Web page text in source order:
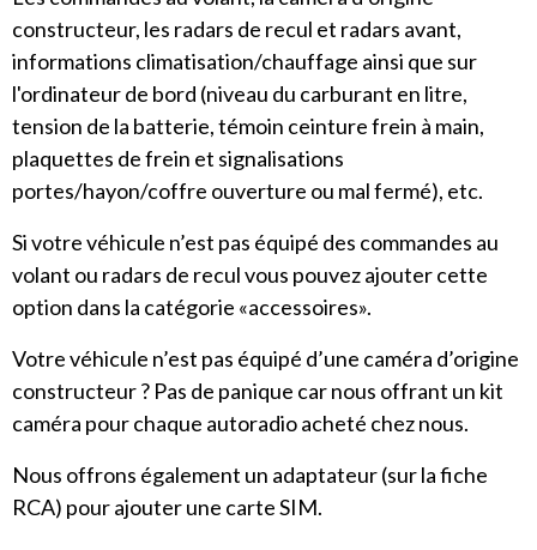
constructeur, les radars de recul et radars avant,
informations climatisation/chauffage ainsi que sur
l'ordinateur de bord (niveau du carburant en litre,
tension de la batterie, témoin ceinture frein à main,
plaquettes de frein et signalisations
portes/hayon/coffre ouverture ou mal fermé), etc.
Si votre véhicule n’est pas équipé des commandes au
volant ou radars de recul vous pouvez ajouter cette
option dans la catégorie «accessoires».
Votre véhicule n’est pas équipé d’une caméra d’origine
constructeur ? Pas de panique car nous offrant un kit
caméra pour chaque autoradio acheté chez nous.
Nous offrons également un adaptateur (sur la fiche
RCA) pour ajouter une carte SIM.